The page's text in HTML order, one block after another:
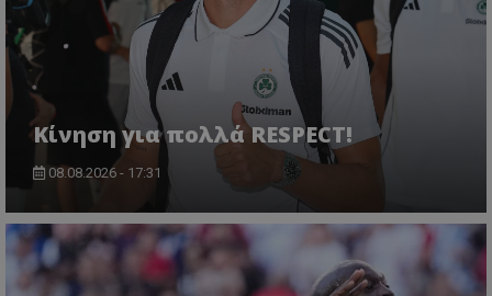
Κίνηση για πολλά RESPECT!
08.08.2026 - 17:31